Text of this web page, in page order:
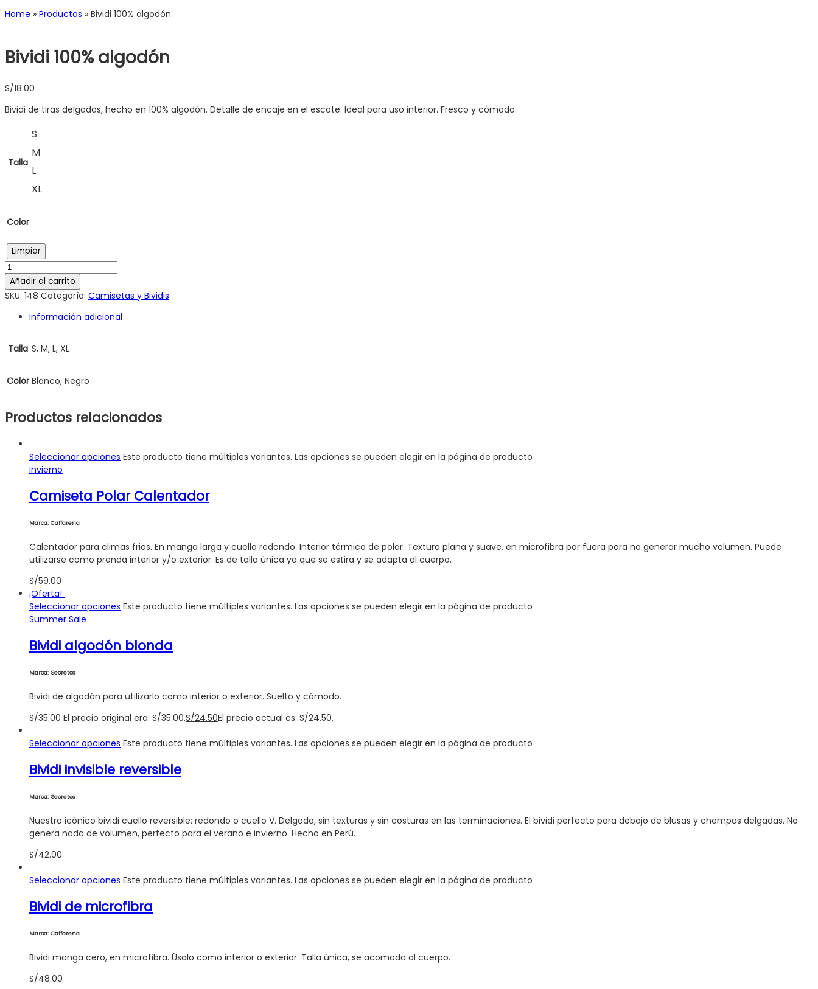
Home » Productos » Bividi 100% algodón
Bividi 100% algodón
S/18.00
Bividi de tiras delgadas, hecho en 100% algodón. Detalle de encaje en el escote. Ideal para uso interior. Fresco y cómodo.
Talla
S
M
L
XL
Color
Limpiar
Añadir al carrito
SKU: 148 Categoría: Camisetas y Bividis
Información adicional
Talla S, M, L, XL
Color Blanco, Negro
Productos relacionados
Seleccionar opciones Este producto tiene múltiples variantes. Las opciones se pueden elegir en la página de producto
Invierno
Camiseta Polar Calentador
Marca: Caffarena
Calentador para climas frios. En manga larga y cuello redondo. Interior térmico de polar. Textura plana y suave, en microfibra por fuera para no generar mucho volumen. Puede
utilizarse como prenda interior y/o exterior. Es de talla única ya que se estira y se adapta al cuerpo.
S/59.00
¡Oferta!
Seleccionar opciones Este producto tiene múltiples variantes. Las opciones se pueden elegir en la página de producto
Summer Sale
Bividi algodón blonda
Marca: Secretos
Bividi de algodón para utilizarlo como interior o exterior. Suelto y cómodo.
S/35.00 El precio original era: S/35.00.S/24.50El precio actual es: S/24.50.
Seleccionar opciones Este producto tiene múltiples variantes. Las opciones se pueden elegir en la página de producto
Bividi invisible reversible
Marca: Secretos
Nuestro icónico bividi cuello reversible: redondo o cuello V. Delgado, sin texturas y sin costuras en las terminaciones. El bividi perfecto para debajo de blusas y chompas delgadas. No
genera nada de volumen, perfecto para el verano e invierno. Hecho en Perú.
S/42.00
Seleccionar opciones Este producto tiene múltiples variantes. Las opciones se pueden elegir en la página de producto
Bividi de microfibra
Marca: Caffarena
Bividi manga cero, en microfibra. Úsalo como interior o exterior. Talla única, se acomoda al cuerpo.
S/48.00